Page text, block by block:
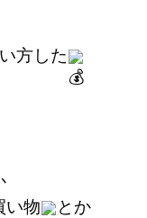
方した
い物
とか